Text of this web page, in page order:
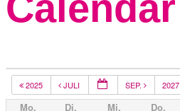
2025 JULI SEP. 2027
Mo. Di. Mi. Do.